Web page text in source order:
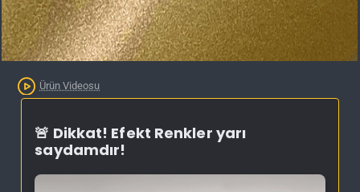
Ürün Videosu
🚨 Dikkat! Efekt Renkler yarı
saydamdır!